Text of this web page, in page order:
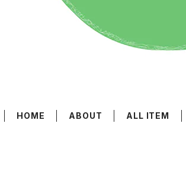
HOME ABOUT ALL ITEM